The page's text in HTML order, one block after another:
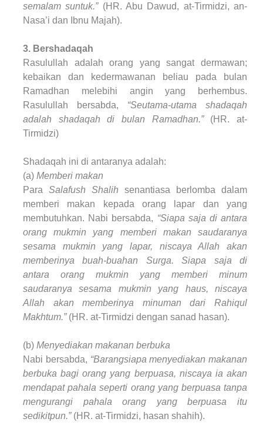
semalam suntuk.”(HR. Abu Dawud, at-Tirmidzi, an-
Nasa’i dan Ibnu Majah).
3. Bershadaqah
Rasulullah adalah orang yang sangat dermawan;
kebaikan dan kedermawanan beliau pada bulan
Ramadhan melebihi angin yang berhembus.
Rasulullah bersabda, “Seutama-utama shadaqah
adalah shadaqah di bulan Ramadhan.”(HR. at-
Tirmidzi)
Shadaqah ini di antaranya adalah:
(a) Memberi makan
Para Salafush Shalih senantiasa berlomba dalam
memberi makan kepada orang lapar dan yang
membutuhkan. Nabi bersabda, “Siapa saja di antara
orang mukmin yang memberi makan saudaranya
sesama mukmin yang lapar, niscaya Allah akan
memberinya buah-buahan Surga. Siapa saja di
antara orang mukmin yang memberi minum
saudaranya sesama mukmin yang haus, niscaya
Allah akan memberinya minuman dari Rahiqul
Makhtum.”(HR. at-Tirmidzi dengan sanad hasan).
(b) Menyediakan makanan berbuka
Nabi bersabda, “Barangsiapa menyediakan makanan
berbuka bagi orang yang berpuasa, niscaya ia akan
mendapat pahala seperti orang yang berpuasa tanpa
mengurangi pahala orang yang berpuasa itu
sedikitpun.”(HR. at-Tirmidzi, hasan shahih).